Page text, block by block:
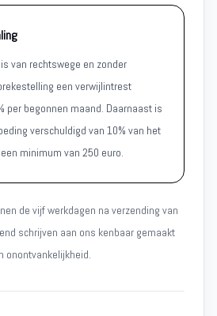
van rechtswege en zonder
een verwijlintrest
per begonnen maand. Daarnaast is
verschuldigd van 10% van het
minimum van 250 euro.
de vijf werkdagen na verzending van
schrijven aan ons kenbaar gemaakt
onontvankelijkheid.